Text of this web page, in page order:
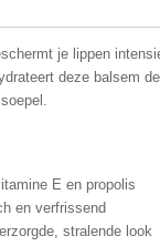
je lippen
deze balsem de
E en propolis
en verfrissend
stralende look